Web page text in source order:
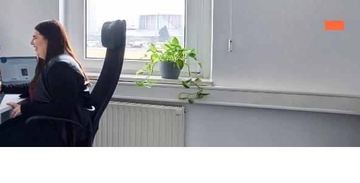
Home
Leistungen
Gipfelbuch